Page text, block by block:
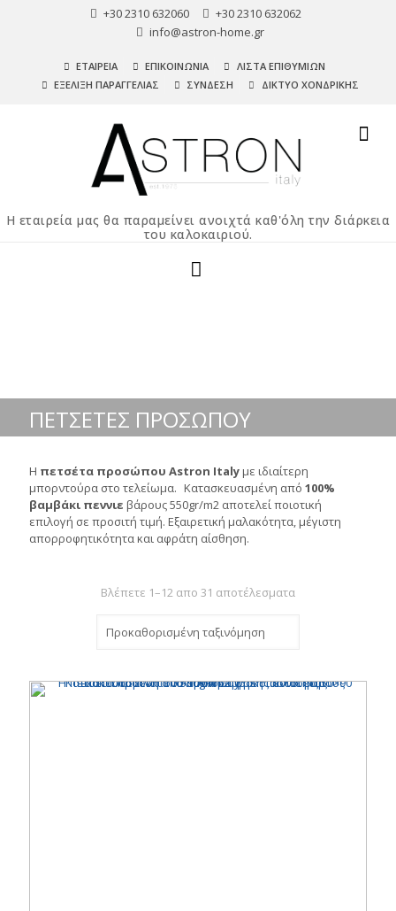
+30 2310 632060
+30 2310 632062
info@astron-home.gr
ΕΤΑΙΡΕΙΑ ΕΠΙΚΟΙΝΩΝΙΑ
ΛΙΣΤΑ ΕΠΙΘΥΜΙΩΝ
ΕΞΕΛΙΞΗ ΠΑΡΑΓΓΕΛΙΑΣ
ΣΥΝΔΕΣΗ ΔΙΚΤΥΟ ΧΟΝΔΡΙΚΗΣ
ΠΕΤΣΕΤΕΣ ΠΡΟΣΩΠΟΥ
Η πετσέτα προσώπου Αstron Italyμε ιδιαίτερη
μπορντούρα στο τελείωμα. Κατασκευασμένη από 100%
βαμβάκι πεννιε βάρους 550gr/m2 αποτελεί ποιοτική
επιλογή σε προσιτή τιμή. Εξαιρετική μαλακότητα, μέγιστη
απορροφητικότητα και αφράτη αίσθηση.
Βλέπετε 1–12 απο 31 αποτέλεσματα